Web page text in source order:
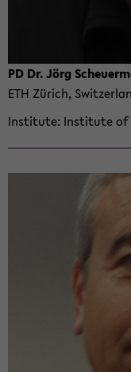
PD Dr. Jörg
ETH Zürich,
In­sti­tute In­sti­tute of